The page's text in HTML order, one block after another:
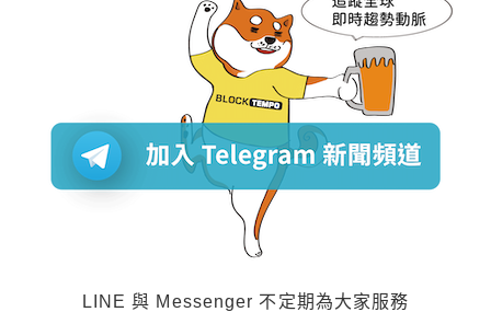
LINE 與 Messenger 不定期為大家服務